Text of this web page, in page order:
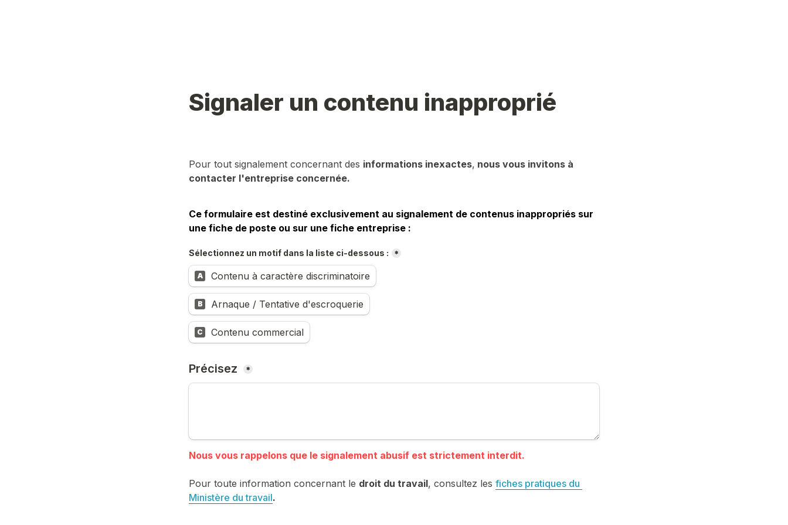
Signaler un contenu inapproprié
Pour tout signalement concernant des informations inexactes, nous vous invitons à
contacter l'entreprise concernée.
Ce formulaire est destiné exclusivement au signalement de contenus inappropriés sur
une fiche de poste ou sur une fiche entreprise :
Sélectionnez un motif dans la liste ci-dessous : *
A Contenu à caractère discriminatoire
B Arnaque / Tentative d'escroquerie
C Contenu commercial
Précisez *
Pour toute information concernant le droit du travail, consultez les fiches pratiques du
Ministère du travail